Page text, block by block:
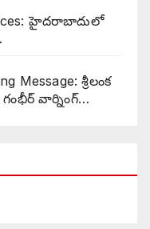
హైదరాబాదులో
Message: శ్రీలంక
వార్నింగ్…